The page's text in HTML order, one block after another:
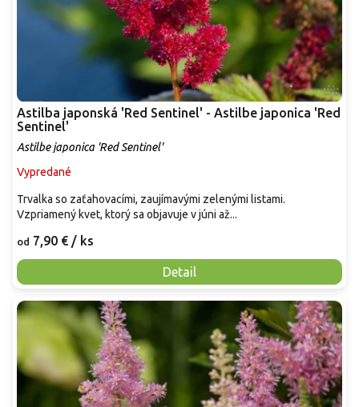
Astilba japonská 'Red Sentinel' - Astilbe japonica 'Red
Sentinel'
Astilbe japonica 'Red Sentinel'
Vypredané
od 7,90 € / ks
Detail
Trvalka so zaťahovacími, zaujímavými zelenými listami.
Vzpriamený kvet, ktorý sa objavuje v júni až...